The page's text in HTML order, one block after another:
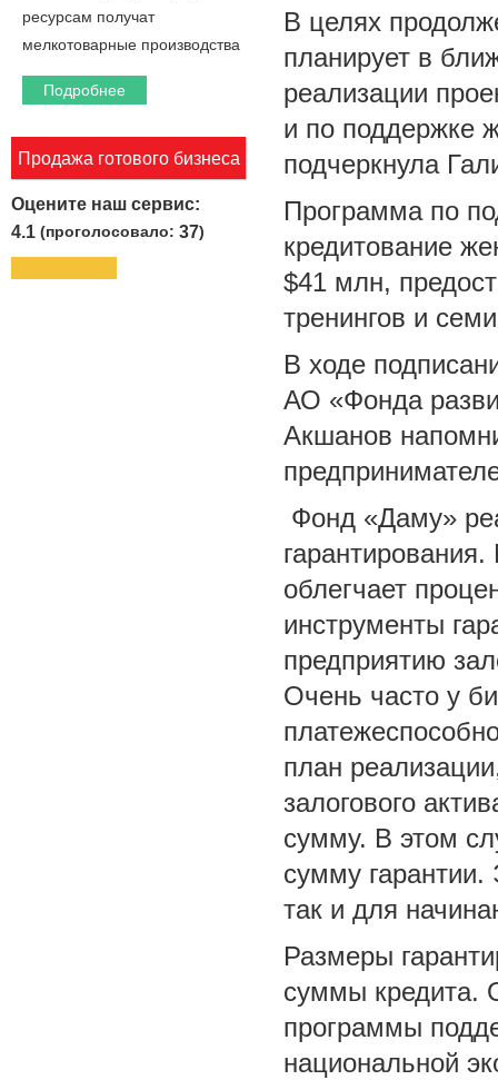
ресурсам получат
мелкотоварные производства
Подробнее
Продажа готового бизнеса
Оцените наш сервис:
4.1 (проголосовало:37)
В целях
планирует в
реализации
и по поддержке
подчеркнула
Программа по
кредитование
$41 млн,
тренингов и
В ходе
АО «Фонда
Акшанов
Фонд «Даму»
облегчает
инструменты
предприятию
Очень часто у
план
залогового
сумму. В этом
сумму гарантии.
так и для
Размеры
суммы кредита.
программы
национальной